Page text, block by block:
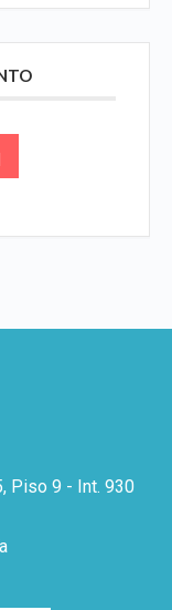
Piso 9 - Int. 930